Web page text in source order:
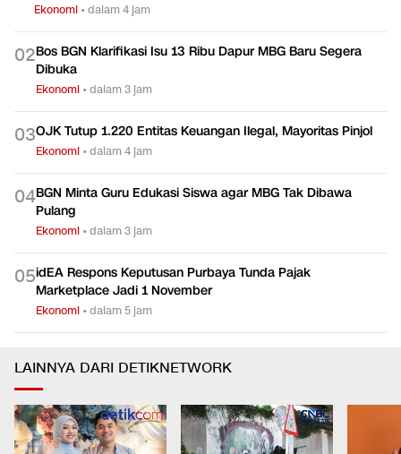
Ekonomi •dalam 4 jam
02Bos BGN Klarifikasi Isu 13 Ribu Dapur MBG Baru Segera
Dibuka
Ekonomi •dalam 3 jam
03OJK Tutup 1.220 Entitas Keuangan Ilegal, Mayoritas Pinjol
Ekonomi •dalam 4 jam
04BGN Minta Guru Edukasi Siswa agar MBG Tak Dibawa
Pulang
Ekonomi •dalam 3 jam
05idEA Respons Keputusan Purbaya Tunda Pajak
Marketplace Jadi 1 November
Ekonomi •dalam 5 jam
LAINNYA DARI DETIKNETWORK